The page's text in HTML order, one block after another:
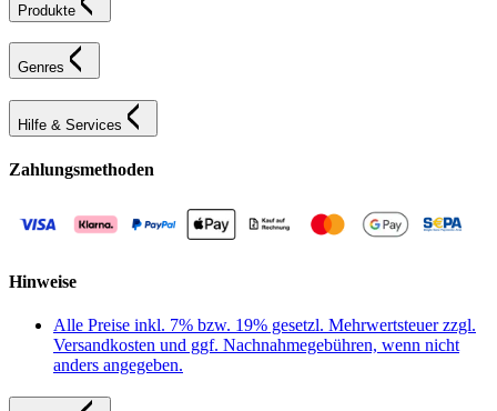
Produkte
Genres
Hilfe & Services
Zahlungsmethoden
Hinweise
Alle Preise inkl. 7% bzw. 19% gesetzl. Mehrwertsteuer zzgl.
Versandkosten und ggf. Nachnahmegebühren, wenn nicht
anders angegeben.